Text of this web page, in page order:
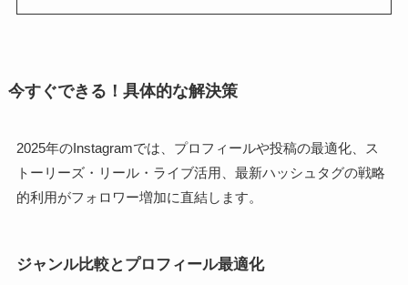
今すぐできる！具体的な解決策
2025年のInstagramでは、プロフィールや投稿の最適化、ス
トーリーズ・リール・ライブ活用、最新ハッシュタグの戦略
的利用がフォロワー増加に直結します。
ジャンル比較とプロフィール最適化